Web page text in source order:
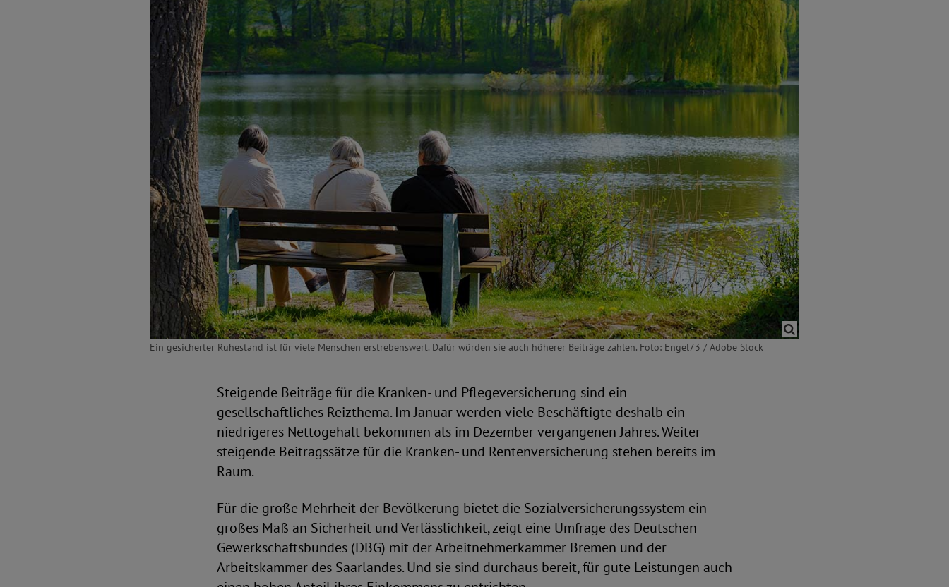
Ein gesicherter Ruhestand ist für viele Menschen erstrebenswert. Dafür würden sie auch höherer Beiträge zahlen. Foto: Engel73 / Adobe Stock
Steigende Beiträge für die Kranken- und Pflegeversicherung sind ein
gesellschaftliches Reizthema. Im Januar werden viele Beschäftigte deshalb ein
niedrigeres Nettogehalt bekommen als im Dezember vergangenen Jahres. Weiter
steigende Beitragssätze für die Kranken- und Rentenversicherung stehen bereits im
Raum.
Für die große Mehrheit der Bevölkerung bietet die Sozialversicherungssystem ein
großes Maß an Sicherheit und Verlässlichkeit, zeigt eine Umfrage des Deutschen
Gewerkschaftsbundes (DBG) mit der Arbeitnehmerkammer Bremen und der
Arbeitskammer des Saarlandes. Und sie sind durchaus bereit, für gute Leistungen auch